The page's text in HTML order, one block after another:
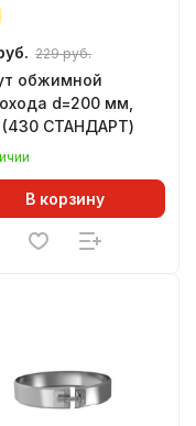
229 руб.
обжимной
d=200 мм,
СТАНДАРТ)
В корзину